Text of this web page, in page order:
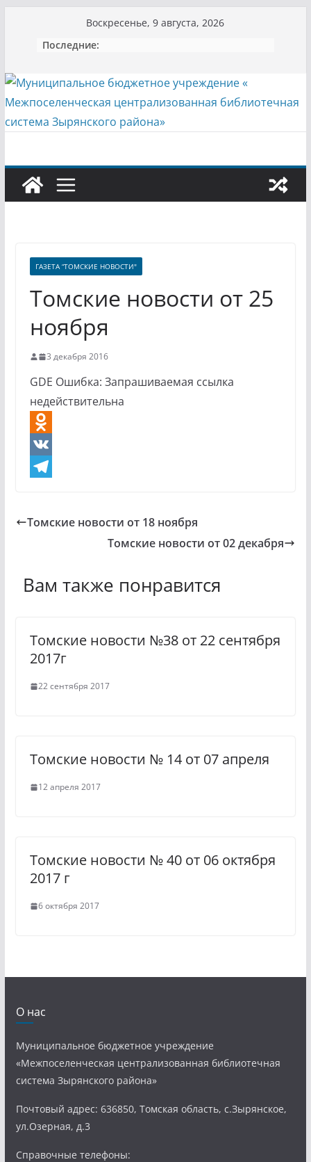
содержимому
Воскресенье, 9 августа, 2026
Последние:
ГАЗЕТА “ТОМСКИЕ НОВОСТИ"
Томские новости от 25
ноября
3 декабря 2016
GDE Ошибка: Запрашиваемая ссылка
недействительна
O
d
a
n
i
k
V
g
m
Томские новости от 18 ноября
Томские новости от 02 декабря
Вам также понравится
Томские новости №38 от 22 сентября
2017г
22 сентября 2017
Томские новости № 14 от 07 апреля
12 апреля 2017
Томские новости № 40 от 06 октября
2017 г
6 октября 2017
О нас
Муниципальное бюджетное учреждение
«Межпоселенческая централизованная библиотечная
система Зырянского района»
Почтовый адрес: 636850, Томская область, с.Зырянское,
ул.Озерная, д.3
Справочные телефоны: